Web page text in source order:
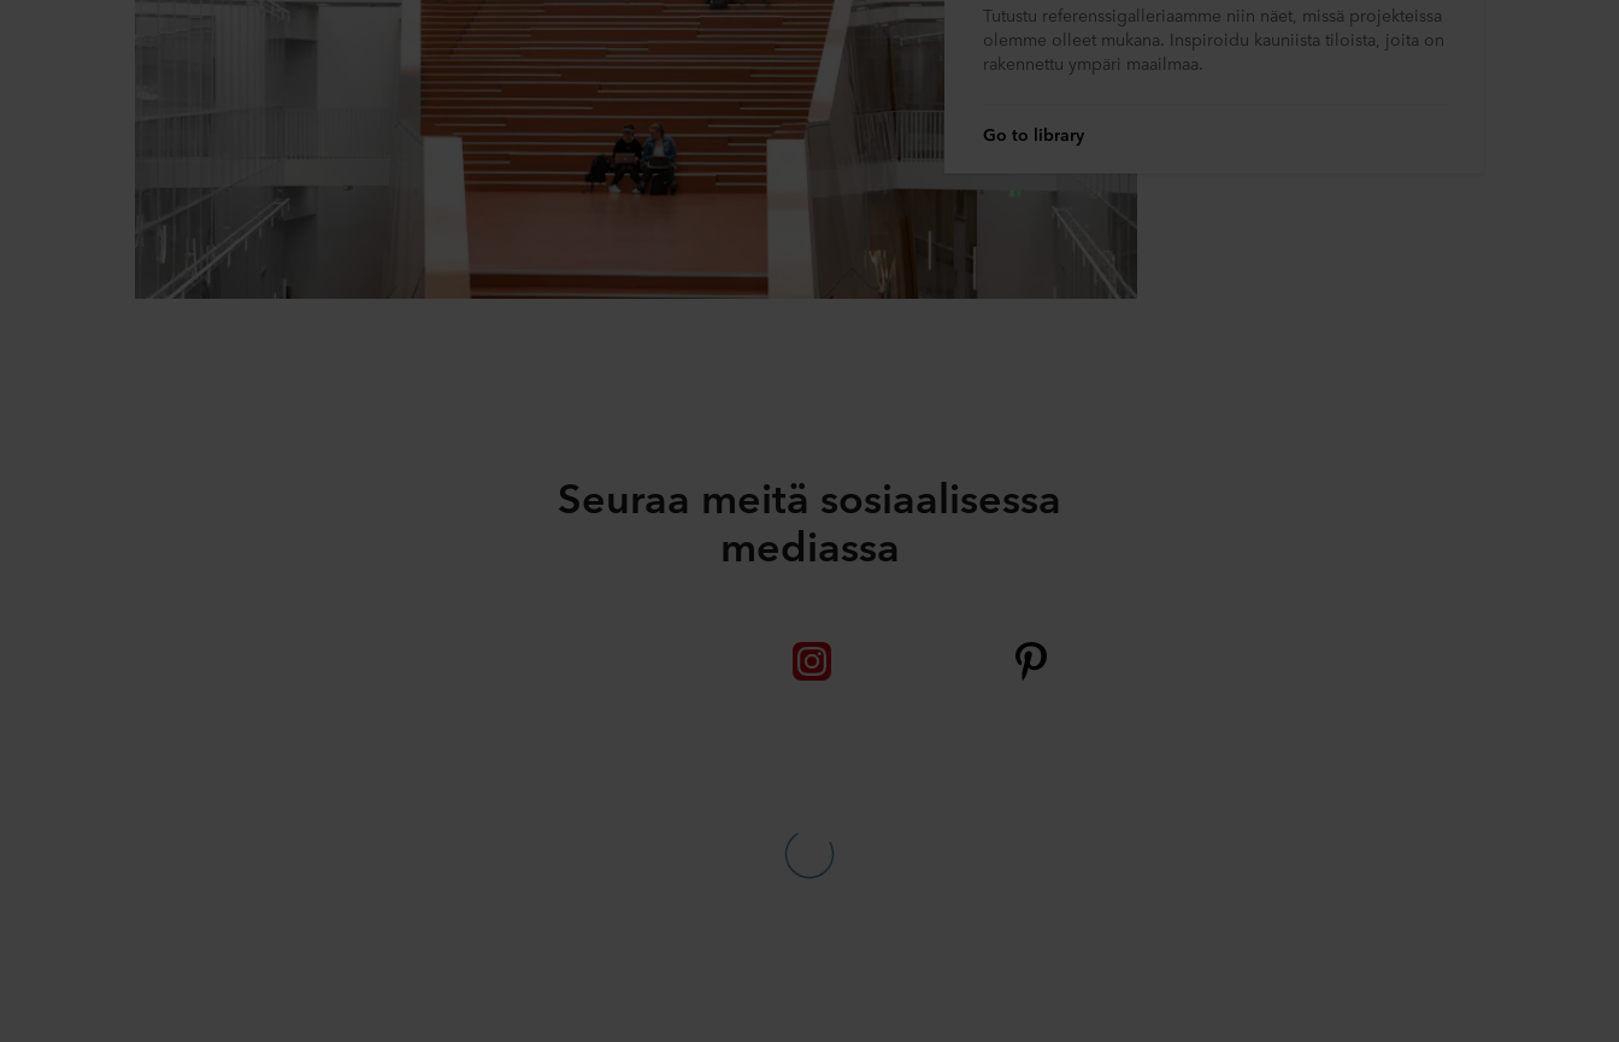
Tutustu referenssigalleriaamme niin näet, missä projekteissa
olemme olleet mukana. Inspiroidu kauniista tiloista, joita on
rakennettu ympäri maailmaa.
Go to library
Seuraa meitä sosiaalisessa
mediassa